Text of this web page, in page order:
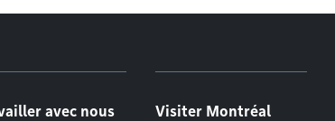
avec nous Visiter Montréal